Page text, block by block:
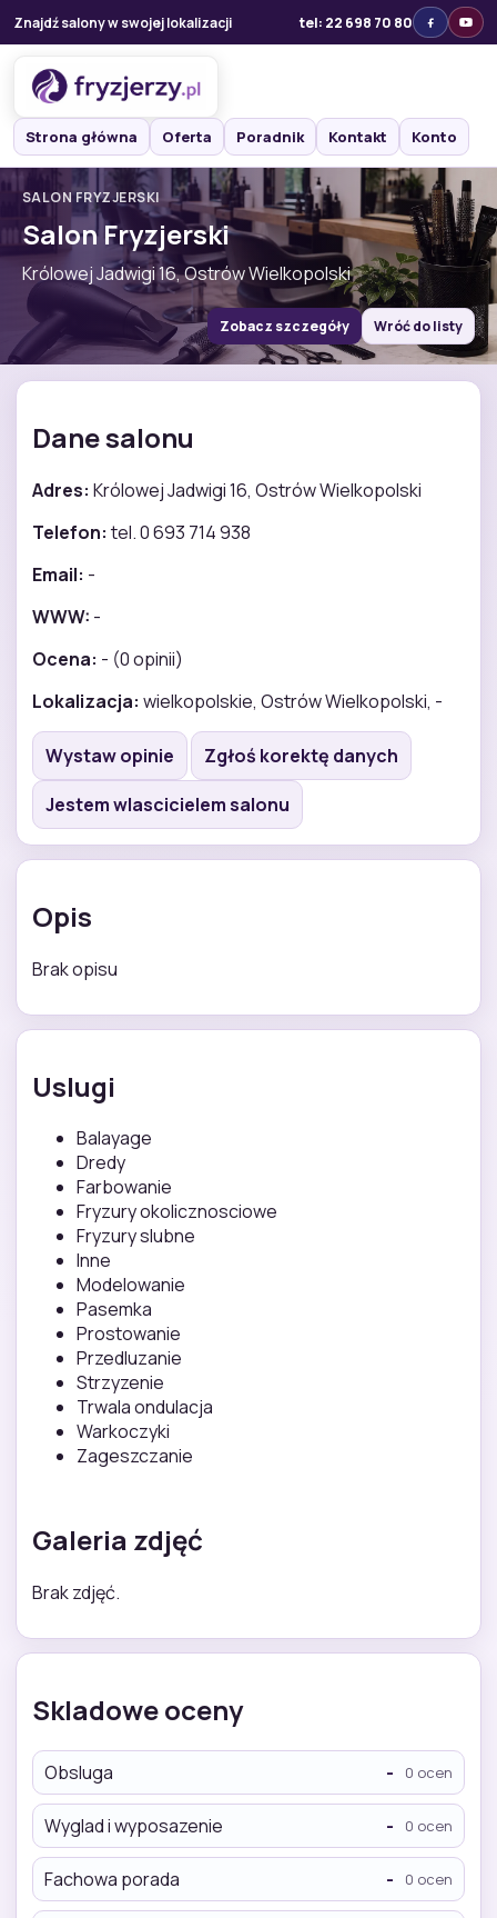
Znajdź salony w swojej lokalizacji tel: 22 698 70 80
Strona główna Oferta Poradnik Kontakt Konto
SALON FRYZJERSKI
Salon Fryzjerski
Królowej Jadwigi 16, Ostrów Wielkopolski
Zobacz szczegóły Wróć do listy
Dane salonu
Adres: Królowej Jadwigi 16, Ostrów Wielkopolski
Telefon: tel. 0 693 714 938
Email: -
WWW: -
Ocena: - (0 opinii)
Lokalizacja: wielkopolskie, Ostrów Wielkopolski, -
Wystaw opinie
Zgłoś korektę danych
Jestem wlascicielem salonu
Opis
Brak opisu
Uslugi
Balayage
Dredy
Farbowanie
Fryzury okolicznosciowe
Fryzury slubne
Inne
Modelowanie
Pasemka
Prostowanie
Przedluzanie
Strzyzenie
Trwala ondulacja
Warkoczyki
Zageszczanie
Galeria zdjęć
Brak zdjęć.
Skladowe oceny
Obsluga - 0 ocen
Wyglad i wyposazenie - 0 ocen
Fachowa porada - 0 ocen